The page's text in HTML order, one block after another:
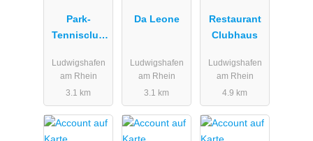
Park-
Tennisclub
en am Rhein
Ludwigshafen
am Rhein
3.1 km
Da Leone
Ludwigshafen
am Rhein
3.1 km
Restaurant
Clubhaus
Ludwigshafen
am Rhein
4.9 km